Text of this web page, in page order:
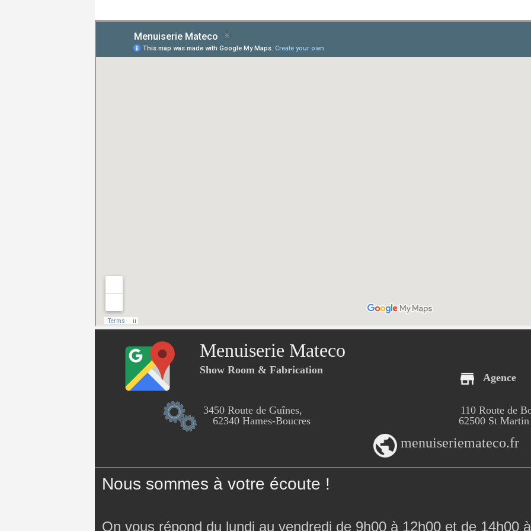
Menuiserie Mateco
Show Room & Fabrication
Agence
3450 Route de Guînes,
62340 Hames-Boucres
110 Route de
62500 St
menuiseriemateco.fr
Nous sommes à votre écoute !
On vous répond du lundi au vendredi de 9h00 à 12h00 et de 14h00